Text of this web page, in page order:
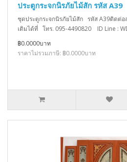
ประตูกระจกนิรภัยไม้สัก รหัส A39
ชุดประตูกระจกนิรภัยไม้สัก รหัส A39ติดต่อ
เติมได้ที่ โทร. 095-4490820
฿0.0000บาท
ราคาไม่รวมภาษี: ฿0.0000บาท